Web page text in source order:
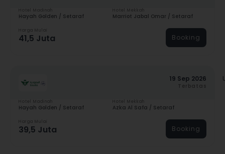
Hotel Madinah
Hayah Golden / Setaraf
Hotel Mekkah
Marriot Jabal Omar / Setaraf
Harga Mulai
41,5 Juta Booking
19 Sep 2026
Terbatas
Hotel Madinah
Hayah Golden / Setaraf
Hotel Mekkah
Azka Al Safa / Setaraf
Harga Mulai
39,5 Juta Booking